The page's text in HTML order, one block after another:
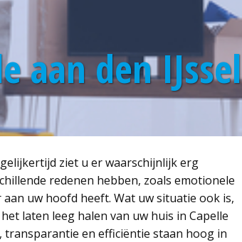
aan den IJssel
ziet u er waarschijnlijk erg
redenen hebben, zoals emotionele
uw hoofd heeft. Wat uw situatie ook is,
laten leeg halen van uw huis in Capelle
transparantie en efficiëntie staan hoog in